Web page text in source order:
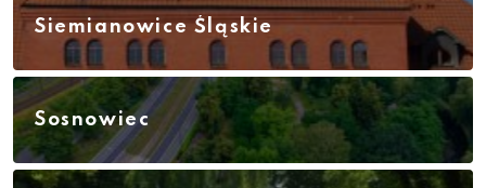
Siemianowice Śląskie
Sosnowiec